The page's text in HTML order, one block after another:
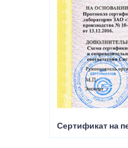
Сертификат на